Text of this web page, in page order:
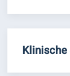
Klinische